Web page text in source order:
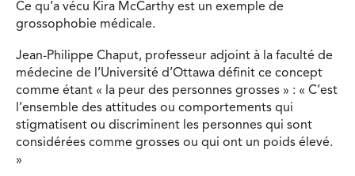
Ce qu’a vécu Kira McCarthy est un exemple de
grossophobie médicale.
Jean-Philippe Chaput, professeur adjoint à la faculté de
médecine de l’Université d’Ottawa définit ce concept
comme étant « la peur des personnes grosses » : « C’est
l’ensemble des attitudes ou comportements qui
stigmatisent ou discriminent les personnes qui sont
considérées comme grosses ou qui ont un poids élevé.
»